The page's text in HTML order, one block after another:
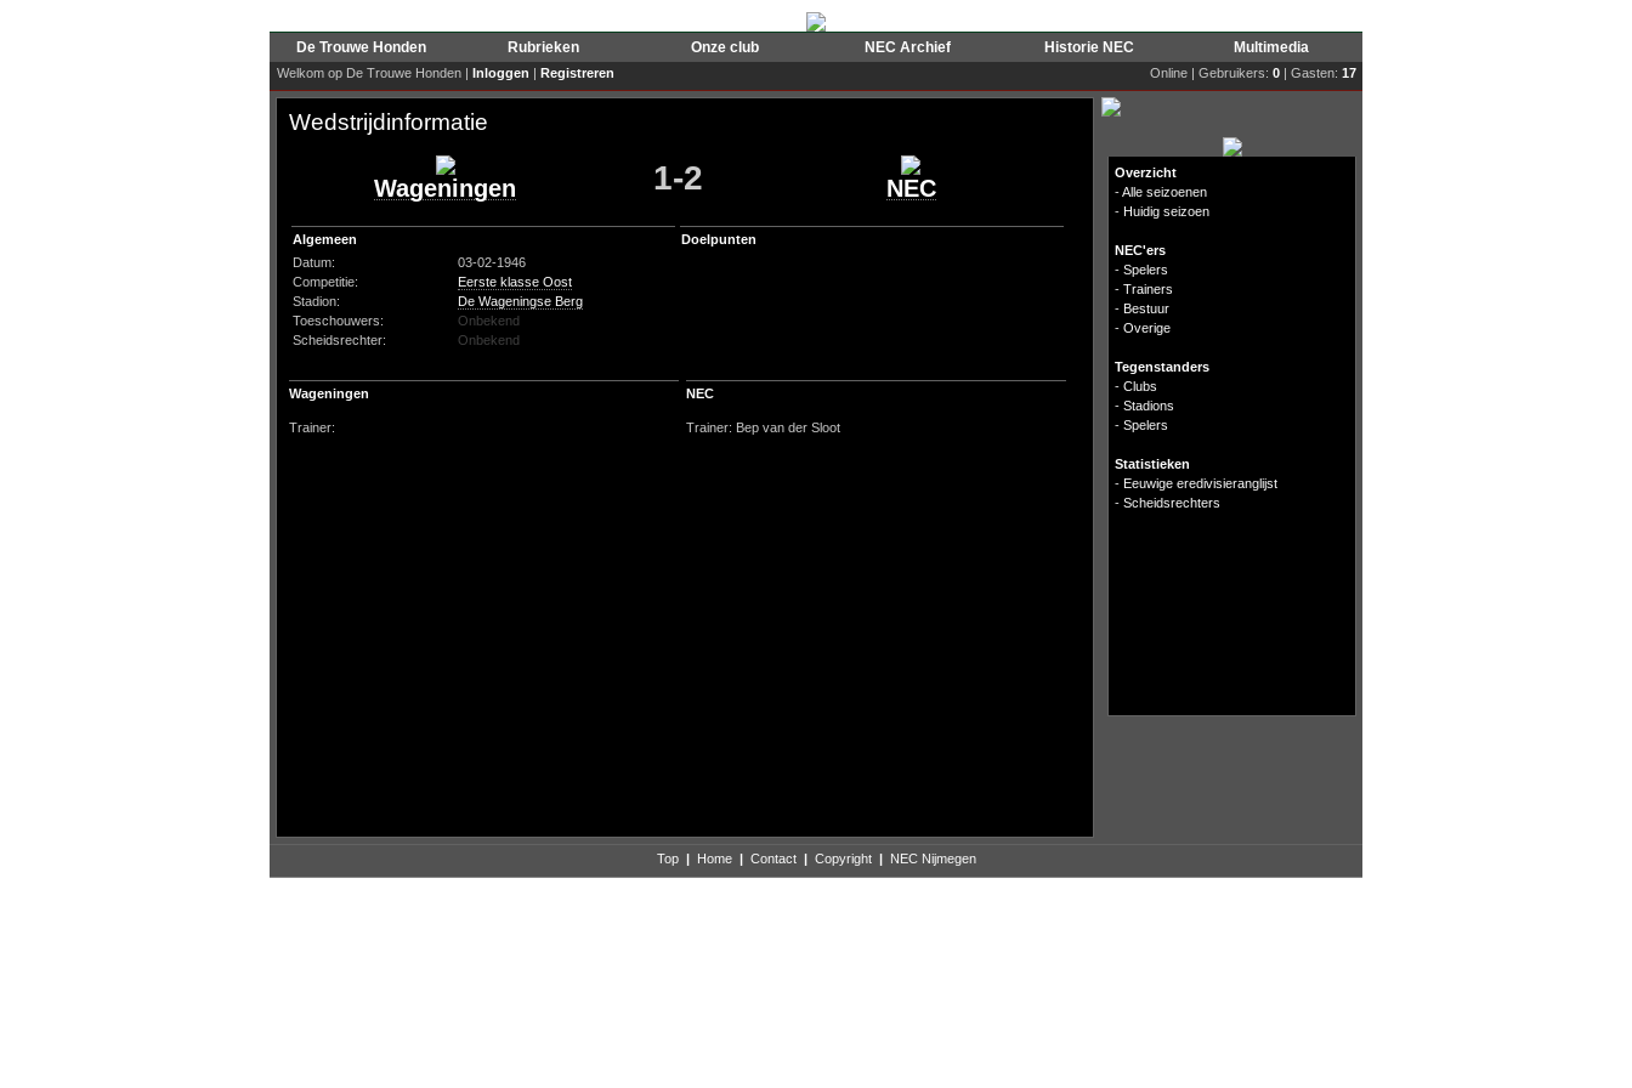
De Trouwe Honden Rubrieken Onze club NEC Archief Historie NEC Multimedia
Welkom op De Trouwe Honden | Inloggen | Registreren Online | Gebruikers: 0 | Gasten: 17
Wedstrijdinformatie
Wageningen 1-2 NEC
Algemeen
Datum:
03-02-1946
Competitie:
Eerste klasse Oost
Stadion:
De Wageningse Berg
Toeschouwers:
Onbekend
Scheidsrechter:
Onbekend
Doelpunten
Wageningen NEC
Trainer: Trainer: Bep van der Sloot
Overzicht
-Alle seizoenen
- Huidig seizoen
NEC'ers
- Spelers
- Trainers
- Bestuur
- Overige
Tegenstanders
- Clubs
- Stadions
- Spelers
Statistieken
- Eeuwige eredivisieranglijst
- Scheidsrechters
Top | Home | Contact | Copyright | NEC Nijmegen